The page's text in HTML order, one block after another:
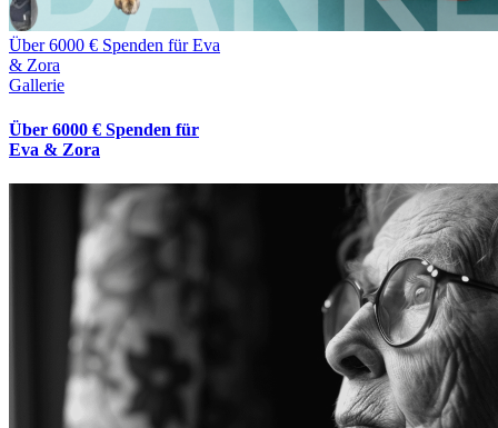
Über 6000 € Spenden für Eva
& Zora
Gallerie
Über 6000 € Spenden für
Eva & Zora